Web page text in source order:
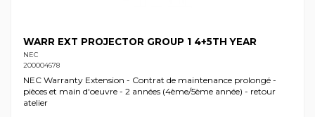
WARR EXT PROJECTOR GROUP 1 4+5TH YEAR
NEC
200004678
NEC Warranty Extension - Contrat de maintenance prolongé -
pièces et main d'oeuvre - 2 années (4ème/5ème année) - retour
atelier